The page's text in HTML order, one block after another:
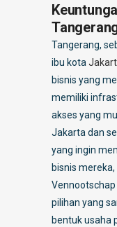
Tangerang,
ibu kota
bisnis yang
memiliki
akses yang
Jakarta dan
yang ingin
bisnis
Vennootschap
pilihan yang
bentuk usaha